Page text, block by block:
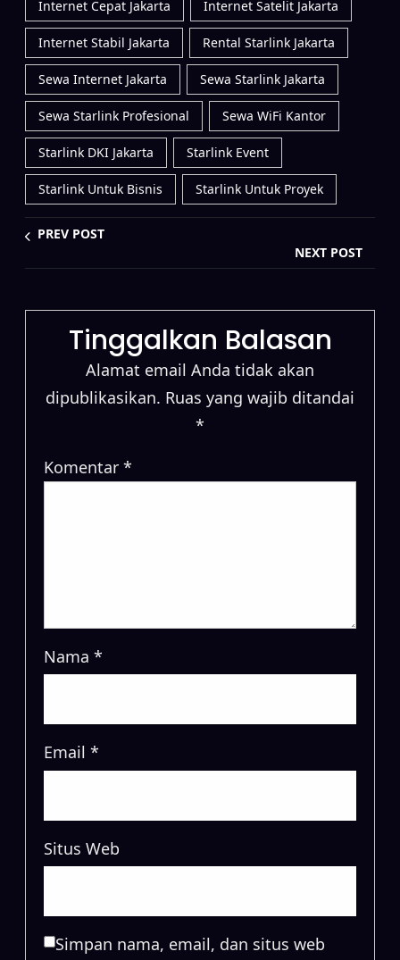
Internet Cepat Jakarta Internet Satelit Jakarta
Internet Stabil Jakarta Rental Starlink Jakarta
Sewa Internet Jakarta Sewa Starlink Jakarta
Sewa Starlink Profesional Sewa WiFi Kantor
Starlink DKI Jakarta Starlink Event
Starlink Untuk Bisnis Starlink Untuk Proyek
PREV POST
NEXT POST
Tinggalkan Balasan
Alamat email Anda tidak akan
dipublikasikan. Ruas yang wajib ditandai
*
Komentar *
Nama *
Email *
Situs Web
Simpan nama, email, dan situs web